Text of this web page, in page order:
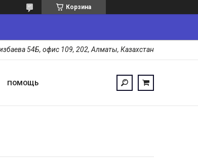
Корзина
54Б, офис 109, 202, Алматы, Казахстан
ПОМОЩЬ